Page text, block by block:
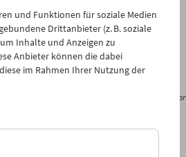
Kein
und Funktionen für soziale Medien
Drittanbieter (z. B. soziale
Inhalte und Anzeigen zu
Anbieter können die dabei
im Rahmen Ihrer Nutzung der